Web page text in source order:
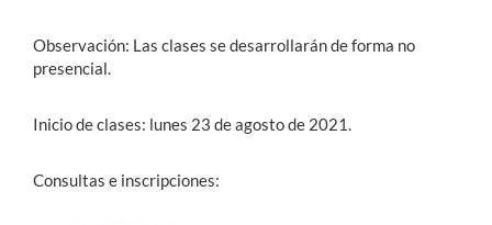
Observación: Las clases se desarrollarán de forma no
presencial.
Inicio de clases: lunes 23 de agosto de 2021.
Consultas e inscripciones: